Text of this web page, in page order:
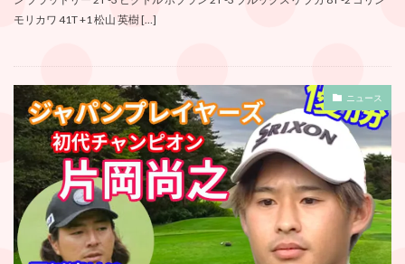
モリカワ 41T +1 松山 英樹 […]
ニュース